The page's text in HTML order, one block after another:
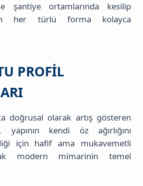
şantiye ortamlarında kesilip
her türlü forma kolayca
PROFIL
doğrusal olarak artış gösteren
yapının kendi öz ağırlığını
için hafif ama mukavemetli
modern mimarinin temel